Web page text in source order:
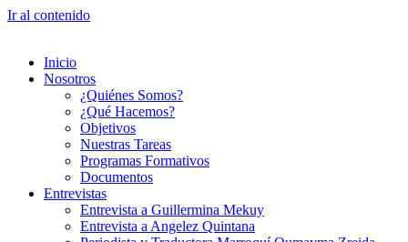
Ir al contenido
Inicio
Nosotros
¿Quiénes Somos?
¿Qué Hacemos?
Objetivos
Nuestras Tareas
Programas Formativos
Documentos
Entrevistas
Entrevista a Guillermina Mekuy
Entrevista a Angelez Quintana